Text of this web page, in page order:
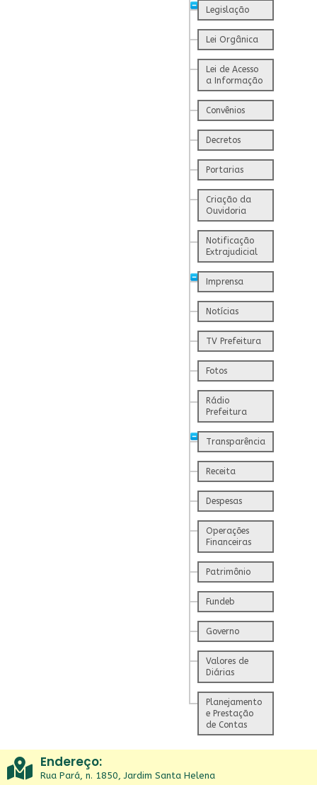
Legislação
Lei Orgânica
Lei de Acesso
a Informação
Convênios
Decretos
Portarias
Criação da
Ouvidoria
Notificação
Extrajudicial
Imprensa
Notícias
TV Prefeitura
Fotos
Rádio
Prefeitura
Transparência
Receita
Despesas
Operações
Financeiras
Patrimônio
Fundeb
Governo
Valores de
Diárias
Planejamento
e Prestação
de Contas
Endereço:
Rua Pará, n. 1850, Jardim Santa Helena